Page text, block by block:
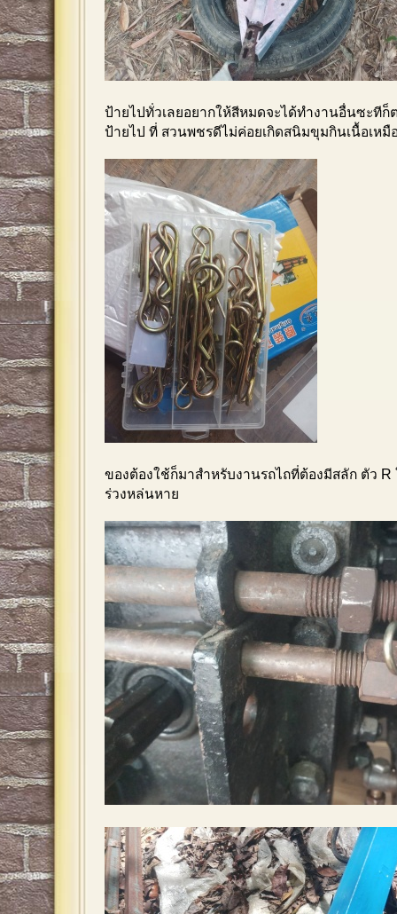
ป้ายไปทั่วเลยอยากให้สีหมดจะได้ทำงานอื่นซะทีก็
ป้ายไป ที่ สวนพชรดีไม่ค่อยเกิดสนิมขุมกินเนื้อเหมื
ของต้องใช้ก็มาสำหรับงานรถไถที่ต้องมีสลัก ตัว
ร่วงหล่นหาย